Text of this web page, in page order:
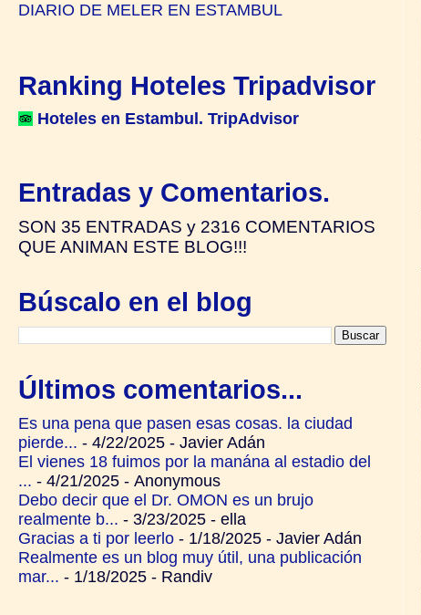
DIARIO DE MELER EN ESTAMBUL
Ranking Hoteles Tripadvisor
Hoteles en Estambul. TripAdvisor
Entradas y Comentarios.
SON 35 ENTRADAS y 2316 COMENTARIOS
QUE ANIMAN ESTE BLOG!!!
Búscalo en el blog
Últimos comentarios...
Es una pena que pasen esas cosas. la ciudad
pierde... - 4/22/2025 - Javier Adán
El vienes 18 fuimos por la manána al estadio del
... - 4/21/2025 - Anonymous
Debo decir que el Dr. OMON es un brujo
realmente b... - 3/23/2025 - ella
Gracias a ti por leerlo - 1/18/2025 - Javier Adán
Realmente es un blog muy útil, una publicación
mar... - 1/18/2025 - Randiv